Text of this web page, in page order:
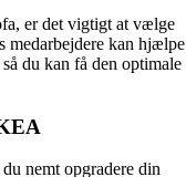
er det vigtigt at vælge
medarbejdere kan hjælpe
du kan få den optimale
nemt opgradere din